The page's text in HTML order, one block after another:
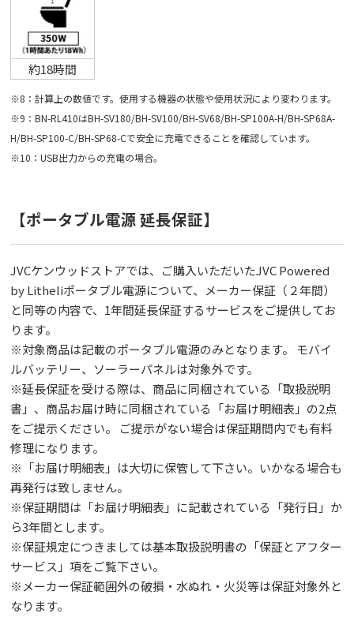
約18時間
※8：計算上の数値です。使用する機器の状態や使用状況により変わります。
※9：BN-RL410はBH-SV180/BH-SV100/BH-SV68/BH-SP100A-H/BH-SP68A-
H/BH-SP100-C/BH-SP68-Cで安全に充電できることを確認しています。
※10：USB出力からの充電の場合。
【ポータブル電源 延⻑保証】
JVCケンウッドストアでは、ご購入いただいたJVC Powered
by Litheliポータブル電源について、メーカー保証（２年間）
と同等の内容で、1年間延⻑保証するサービスをご提供してお
ります。
※対象商品は記載のポータブル電源のみとなります。 モバイ
ルバッテリー、ソーラーパネルは対象外です。
※延⻑保証を受ける際は、商品に同梱されている「取扱説明
書」、商品お届け時に同梱されている「お届け明細表」の2点
をご提示ください。 ご提示がない場合は保証期間内でも有料
修理になります。
※「お届け明細表」は⼤切に保管して下さい。いかなる場合も
再発⾏は致しません。
※保証期間は「お届け明細表」に記載されている「発⾏⽇」か
ら3年間とします。
※保証規定につきましては基本取扱説明書の「保証とアフター
サービス」項をご覧下さい。
※メーカー保証範囲外の破損・水ぬれ・火災等は保証対象外と
なります。